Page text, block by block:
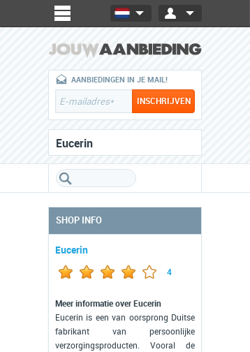
AANBIEDINGEN IN JE MAIL!
Eucerin
SHOP INFO
Eucerin
4
Meer informatie over Eucerin
Eucerin is een van oorsprong Duitse
fabrikant van persoonlijke
verzorgingsproducten. Vooral de